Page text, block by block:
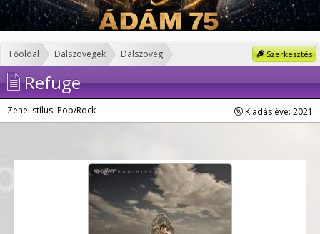
Szerkesztés
Főoldal Dalszövegek Dalszöveg
Refuge
Zenei stílus: Pop/Rock Kiadás éve: 2021